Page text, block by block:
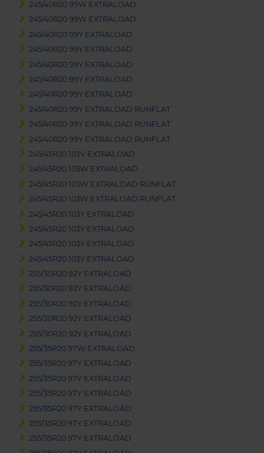
245/40R20 99W EXTRALOAD
245/40R20 99W EXTRALOAD
245/40R20 99Y EXTRALOAD
245/40R20 99Y EXTRALOAD
245/40R20 99Y EXTRALOAD
245/40R20 99Y EXTRALOAD
245/40R20 99Y EXTRALOAD
245/40R20 99Y EXTRALOAD RUNFLAT
245/40R20 99Y EXTRALOAD RUNFLAT
245/40R20 99Y EXTRALOAD RUNFLAT
245/45R20 103V EXTRALOAD
245/45R20 103W EXTRALOAD
245/45R20 103W EXTRALOAD RUNFLAT
245/45R20 103W EXTRALOAD RUNFLAT
245/45R20 103Y EXTRALOAD
245/45R20 103Y EXTRALOAD
245/45R20 103Y EXTRALOAD
245/45R20 103Y EXTRALOAD
255/30R20 92Y EXTRALOAD
255/30R20 92Y EXTRALOAD
255/30R20 92Y EXTRALOAD
255/30R20 92Y EXTRALOAD
255/30R20 92Y EXTRALOAD
255/35R20 97W EXTRALOAD
255/35R20 97Y EXTRALOAD
255/35R20 97Y EXTRALOAD
255/35R20 97Y EXTRALOAD
255/35R20 97Y EXTRALOAD
255/35R20 97Y EXTRALOAD
255/35R20 97Y EXTRALOAD